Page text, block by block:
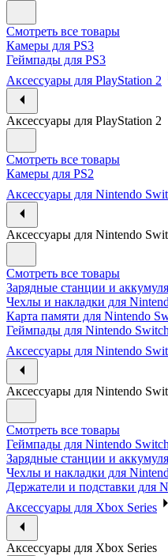
Смотреть все товары
Камеры для PS3
Геймпады для PS3
Аксессуары для PlayStation 2
Аксессуары для PlayStation 2
Смотреть все товары
Камеры для PS2
Аксессуары для Nintendo
Аксессуары для Nintendo
Смотреть все товары
Зарядные станции и
Чехлы и накладки для
Карта памяти для Nintendo
Геймпады для Nintendo
Аксессуары для Nintendo
Аксессуары для Nintendo
Смотреть все товары
Геймпады для Nintendo Switch
Зарядные станции и
Чехлы и накладки для
Держатели и подставки для
Аксессуары для Xbox Series
Аксессуары для Xbox Series